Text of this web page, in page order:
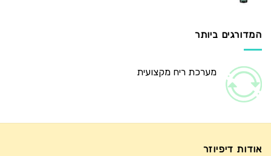
המדורגים ביותר
מערכת ריח מקצועית
אודות דיפיוזר